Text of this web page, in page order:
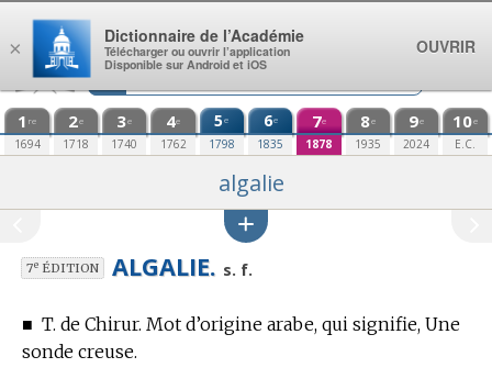
Aller au contenu
1 re
1694
2e
1718
3e
1740
4e
1762
5e
1798
6e
1835
7e
1878
8e
1935
9e
2024
10e
E.C.
algalie
7eÉDITION ALGALIE. s. f.
■ T. de Chirur. Mot d’origine arabe, qui signifie, Une
sonde creuse.
×
Dictionnaire de l’Académie
Télécharger ou ouvrir l’application
Disponible sur Android et iOS
OUVRIR